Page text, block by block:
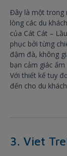
Đây là một trong
lòng các du
của Cát Cát –
phục bởi từng
đậm đà, không
bạn cảm giác
Với thiết kế tuy
đến cho du
3. Viet